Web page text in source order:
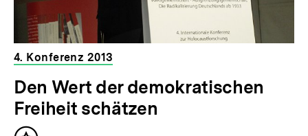
4. Konferenz 2013
Den Wert der demokratischen
Freiheit schätzen